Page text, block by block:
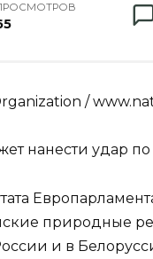
/
нанести удар
природные
и в